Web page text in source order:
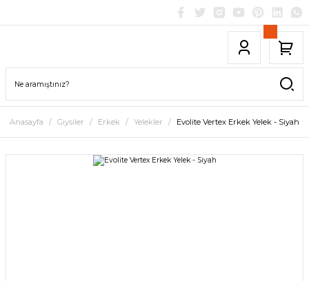
Anasayfa Giysiler Erkek Yelekler Evolite Vertex Erkek Yelek - Siyah